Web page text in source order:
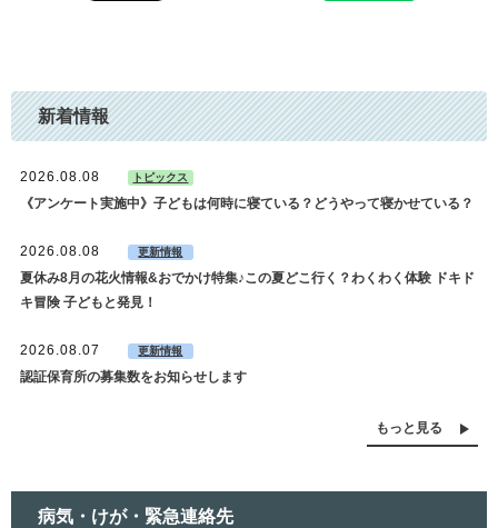
新着情報
2026.08.08 トピックス
《アンケート実施中》子どもは何時に寝ている？どうやって寝かせている？
2026.08.08 更新情報
夏休み8月の花火情報&おでかけ特集♪この夏どこ行く？わくわく体験 ドキド
キ冒険 子どもと発見！
2026.08.07 更新情報
認証保育所の募集数をお知らせします
もっと見る
病気・けが・緊急連絡先